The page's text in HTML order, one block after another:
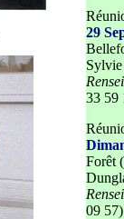
29
Sylvie
33 59
Forêt
09